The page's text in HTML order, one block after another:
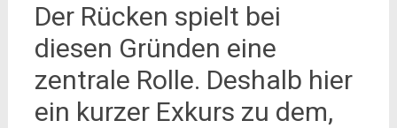
Der Rücken spielt bei
diesen Gründen eine
zentrale Rolle. Deshalb hier
ein kurzer Exkurs zu dem,